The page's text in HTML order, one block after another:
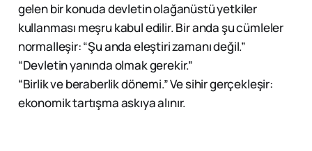
gelen bir konuda devletin olağanüstü yetkiler
kullanması meşru kabul edilir. Bir anda şu cümleler
normalleşir: “Şu anda eleştiri zamanı değil.”
“Devletin yanında olmak gerekir.”
“Birlik ve beraberlik dönemi.” Ve sihir gerçekleşir:
ekonomik tartışma askıya alınır.